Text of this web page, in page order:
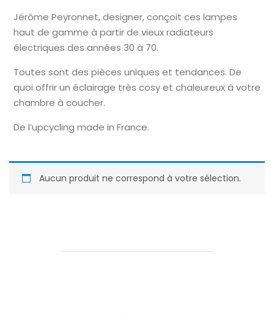
Jérôme Peyronnet, designer, conçoit ces lampes
haut de gamme à partir de vieux radiateurs
électriques des années 30 à 70.
Toutes sont des pièces uniques et tendances. De
quoi offrir un éclairage très cosy et chaleureux à votre
chambre à coucher.
De l’upcycling made in France.
Aucun produit ne correspond à votre sélection.